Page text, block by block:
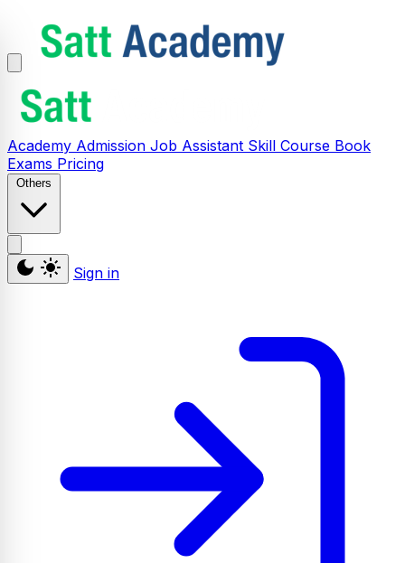
Academy Admission Job Assistant Skill Course Book
Exams Pricing
Others
Sign in